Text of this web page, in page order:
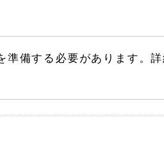
備する必要があります。